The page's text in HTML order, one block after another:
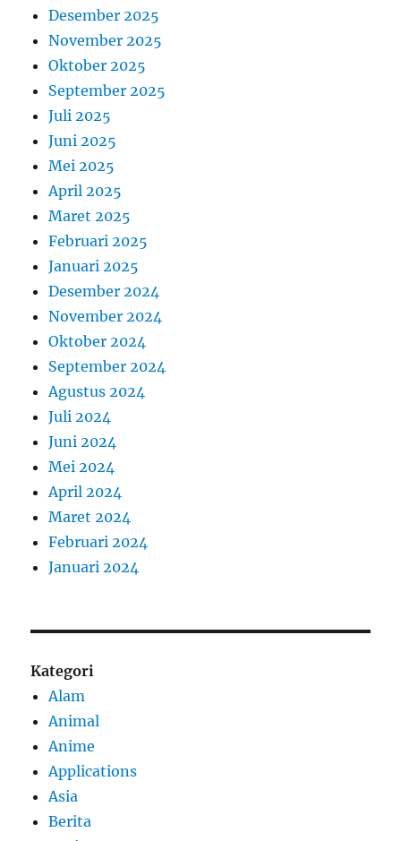
Desember 2025
November 2025
Oktober 2025
September 2025
Juli 2025
Juni 2025
Mei 2025
April 2025
Maret 2025
Februari 2025
Januari 2025
Desember 2024
November 2024
Oktober 2024
September 2024
Agustus 2024
Juli 2024
Juni 2024
Mei 2024
April 2024
Maret 2024
Februari 2024
Januari 2024
Kategori
Alam
Animal
Anime
Applications
Asia
Berita